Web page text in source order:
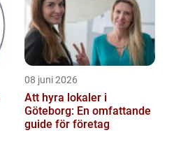
08 juni 2026
Att hyra lokaler i
Göteborg: En omfattande
guide för företag